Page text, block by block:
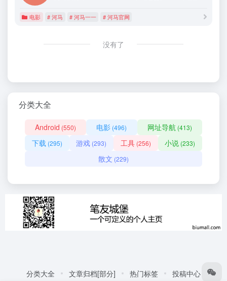
电影 # 河马 # 河马一一 # 河马官网
没有了
分类大全
Android (550) 电影 (496) 网址导航 (413)
下载 (295) 游戏 (293) 工具(256) 小说 (233)
散文 (229)
分类大全 文章归档[部分] 热门标签 投稿中心